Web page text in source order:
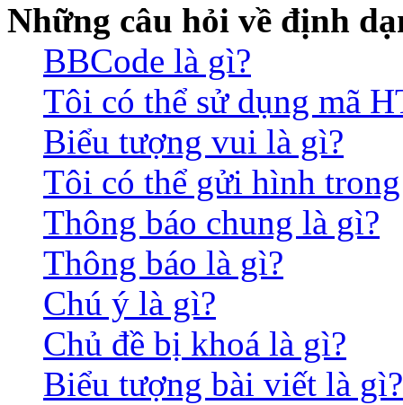
Những câu hỏi về định
BBCode là gì?
Tôi có thể sử dụng mã
Biểu tượng vui là gì?
Tôi có thể gửi hình
Thông báo chung là gì?
Thông báo là gì?
Chú ý là gì?
Chủ đề bị khoá là gì?
Biểu tượng bài viết là gì?